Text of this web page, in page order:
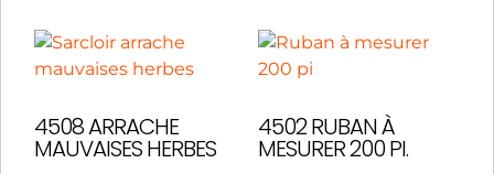
4508 ARRACHE
MAUVAISES HERBES
4502 RUBAN À
MESURER 200 PI.